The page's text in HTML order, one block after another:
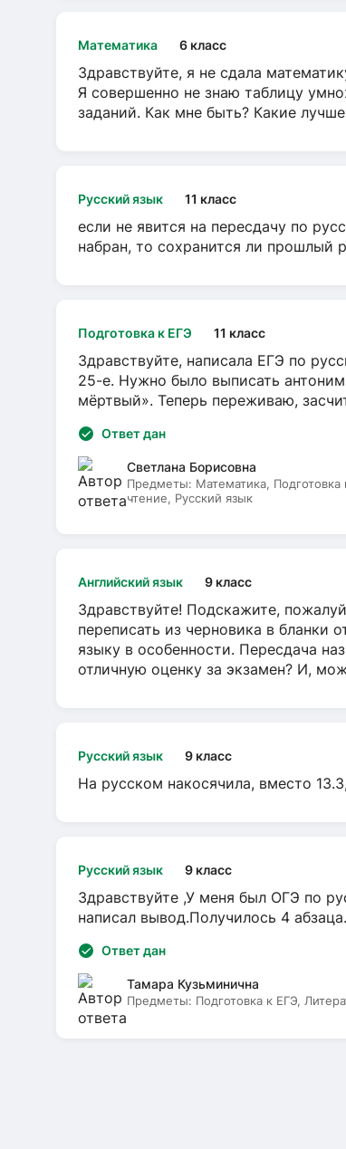
Математика 6 класс
Здравствуйте, я не сдала
Я совершенно не знаю таблицу
заданий. Как мне быть? Какие
Русский язык 11 класс
если не явится на пересдачу по
набран, то сохранится ли прошлый
Подготовка к ЕГЭ 11 класс
Здравствуйте, написала ЕГЭ по
25-е. Нужно было выписать
мёртвый». Теперь переживаю,
Ответ дан
Светлана Борисовна
Предметы: Математика,
чтение, Русский язык
Английский язык 9 класс
Здравствуйте! Подскажите,
переписать из черновика в бланки
языку в особенности. Пересдача
отличную оценку за экзамен? И,
Русский язык 9 класс
На русском накосячила, вместо
Русский язык 9 класс
Здравствуйте ,У меня был ОГЭ по
написал вывод.Получилось 4
Ответ дан
Тамара Кузьминична
Предметы: Подготовка к ЕГЭ,